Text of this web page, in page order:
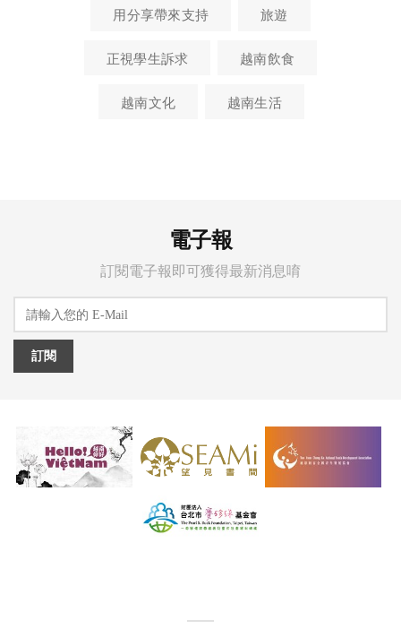
用分享帶來支持 旅遊
正視學生訴求 越南飲食
越南文化 越南生活
電子報
訂閱電子報即可獲得最新消息唷
訂閱